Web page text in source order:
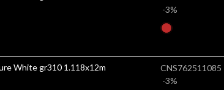
-3%
Canson Infinity Arches BFK Rives Pure White gr310 1.118x12m
CNS762511085
-3%